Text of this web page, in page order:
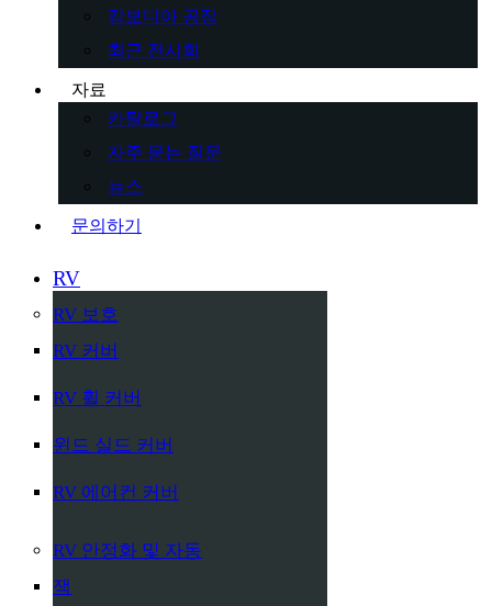
캄보디아 공장
최근 전시회
자료
카탈로그
자주 묻는 질문
뉴스
문의하기
RV
RV 보호
RV 커버
RV 휠 커버
윈드 실드 커버
RV 에어컨 커버
RV 안정화 및 자동
잭